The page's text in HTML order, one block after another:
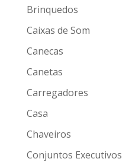
Brinquedos
Caixas de Som
Canecas
Canetas
Carregadores
Casa
Chaveiros
Conjuntos Executivos